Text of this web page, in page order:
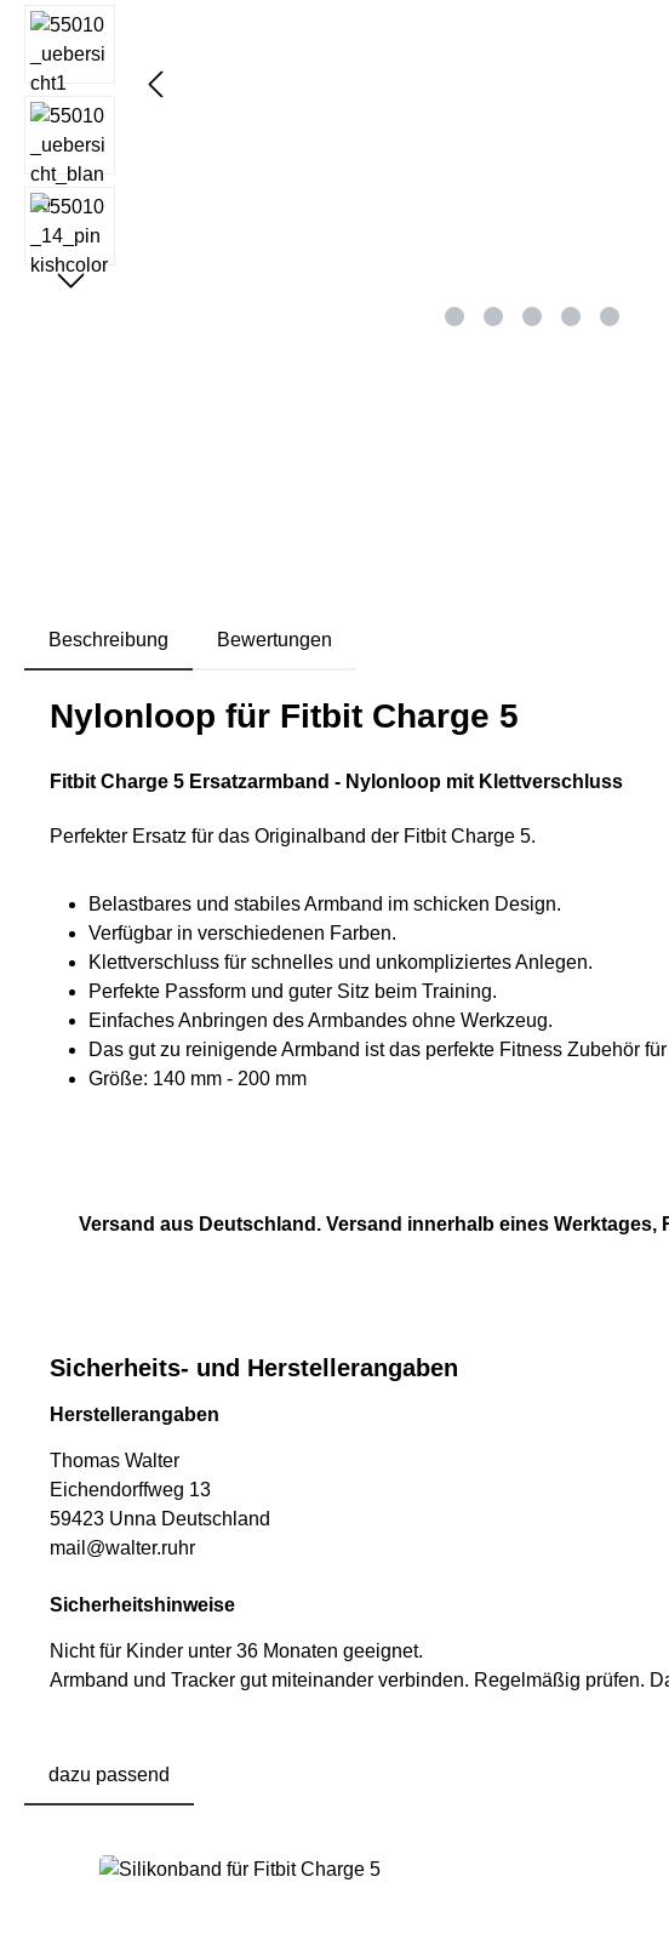
Beschreibung Bewertungen
Nylonloop für Fitbit Charge 5
Fitbit Charge 5 Ersatzarmband - Nylonloop mit Klettverschluss
Perfekter Ersatz für das Originalband der Fitbit Charge 5.
Belastbares und stabiles Armband im schicken Design.
Verfügbar in verschiedenen Farben.
Klettverschluss für schnelles und unkompliziertes Anlegen.
Perfekte Passform und guter Sitz beim Training.
Einfaches Anbringen des Armbandes ohne Werkzeug.
Das gut zu reinigende Armband ist das perfekte Fitness Zubehör
Größe: 140 mm - 200 mm
Versand aus Deutschland. Versand innerhalb eines Werktages,
Sicherheits- und Herstellerangaben
Herstellerangaben
Thomas Walter
Eichendorffweg 13
59423 Unna Deutschland
mail@walter.ruhr
Sicherheitshinweise
Nicht für Kinder unter 36 Monaten geeignet.
Armband und Tracker gut miteinander verbinden. Regelmäßig prüfen.
dazu passend